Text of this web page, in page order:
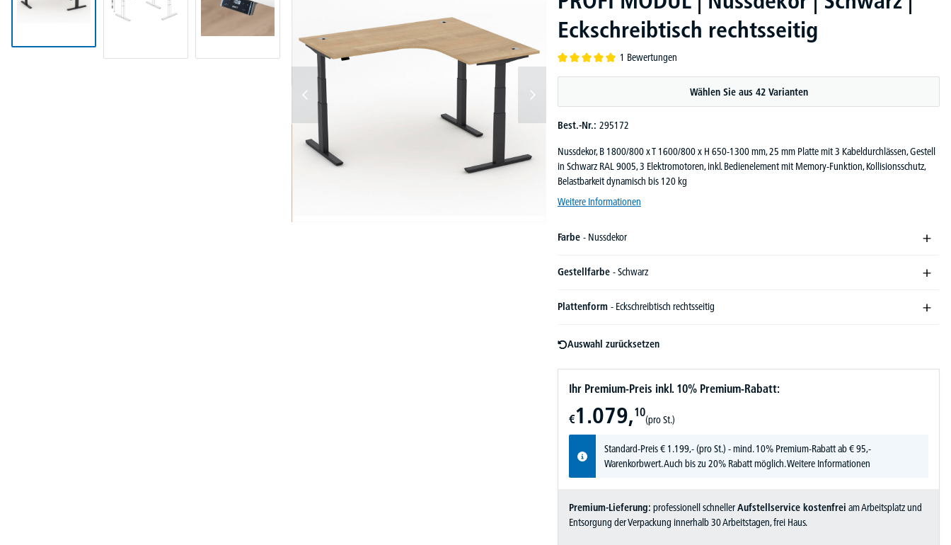
Eckschreibtisch rechtsseitig
1 Bewertungen
Wählen Sie aus 42 Varianten
Best.-Nr.: 295172
Nussdekor, B 1800/800 x T 1600/800 x H 650-1300 mm, 25 mm Platte mit 3 Kabeldurchlässen, Gestell
in Schwarz RAL 9005, 3 Elektromotoren, inkl. Bedienelement mit Memory-Funktion, Kollisionsschutz,
Belastbarkeit dynamisch bis 120 kg
Weitere Informationen
Farbe - Nussdekor
Gestellfarbe - Schwarz
Plattenform - Eckschreibtisch rechtsseitig
Auswahl zurücksetzen
Ihr Premium-Preis inkl. 10% Premium-Rabatt:
€1.079,10
(pro St.)
Standard-Preis€ 1.199,-(pro St.) - mind. 10% Premium-Rabatt ab € 95,-
Warenkorbwert. Auch bis zu 20% Rabatt möglich.Weitere Informationen
Premium-Lieferung: professionell schnellerAufstellservice kostenfrei am Arbeitsplatz und
Entsorgung der Verpackung innerhalb 30 Arbeitstagen, frei Haus.